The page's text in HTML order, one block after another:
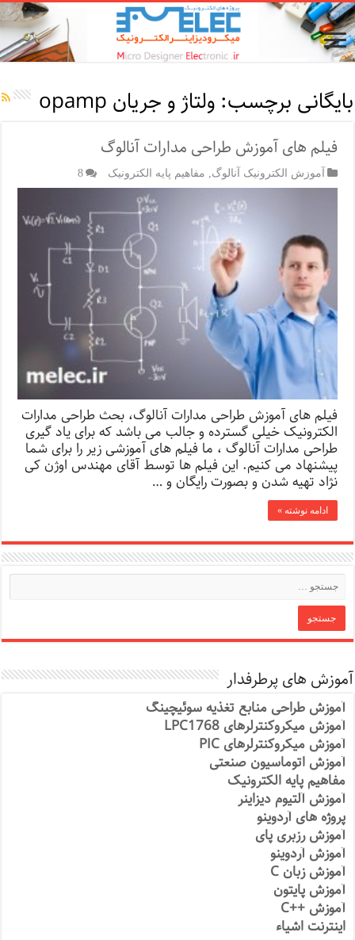
بایگانی برچسب:ولتاژ و جریان opamp
فیلم های آموزش طراحی مدارات آنالوگ
آموزش الکترونیک آنالوگ مفاهیم پایه الکترونیک 8
فیلم های آموزش طراحی مدارات آنالوگ، بحث طراحی مدارات
الکترونیک خیلی گسترده و جالب می باشد که برای یاد گیری
طراحی مدارات آنالوگ ، ما فیلم های آموزشی زیر را برای شما
پیشنهاد می کنیم. این فیلم ها توسط آقای مهندس اوژن کی
نژاد تهیه شدن و بصورت رایگان و …
ادامه نوشته »
آموزش های پرطرفدار
آموزش طراحی منابع تغذیه سوئیچینگ
آموزش میکروکنترلرهای LPC1768
آموزش میکروکنترلرهای PIC
آموزش اتوماسیون صنعتی
مفاهیم پایه الکترونیک
آموزش آلتیوم دیزاینر
پروژه های آردوینو
آموزش رزبری پای
آموزش آردوینو
آموزش زبان C
آموزش پایتون
آموزش ++C
اینترنت اشیاء